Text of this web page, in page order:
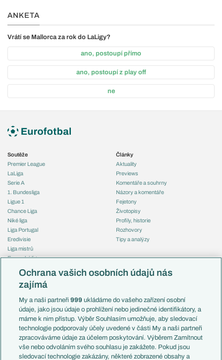
ANKETA
Vrátí se Mallorca za rok do LaLigy?
ano, postoupí přímo
ano, postoupí z play off
ne
Soutěže
Premier League
LaLiga
Serie A
1. Bundesliga
Ligue 1
Chance Liga
Niké liga
Liga Portugal
Eredivisie
Liga mistrů
Evropská liga
Mistrovství světa
Liga národů
Témata
Představení týmů MS
EuroSkauting
PL v kostce
Evropské koeficienty
Přestupy
Články
Aktuality
Previews
Komentáře a souhrny
Názory a komentáře
Fejetony
Životopisy
Profily, historie
Rozhovory
Tipy a analýzy
Česko
Francie
Itálie
Německo
Španělsko
Argentina
Brazílie
Ochrana vašich osobních údajů nás
zajímá
My a naši partneři999 ukládáme do vašeho zařízení osobní
údaje, jako jsou údaje o prohlížení nebo jedinečné identifikátory, a
máme k nim přístup. Výběr Souhlasím umožňuje, aby sledovací
technologie podporovaly účely uvedené v části My a naši partneři
zpracováváme údaje za účelem poskytování. Výběrem Zamítnout
vše nebo odvoláním svého souhlasu je zakážete. Pokud jsou
sledovací technologie zakázány, některé zobrazené obsahy a